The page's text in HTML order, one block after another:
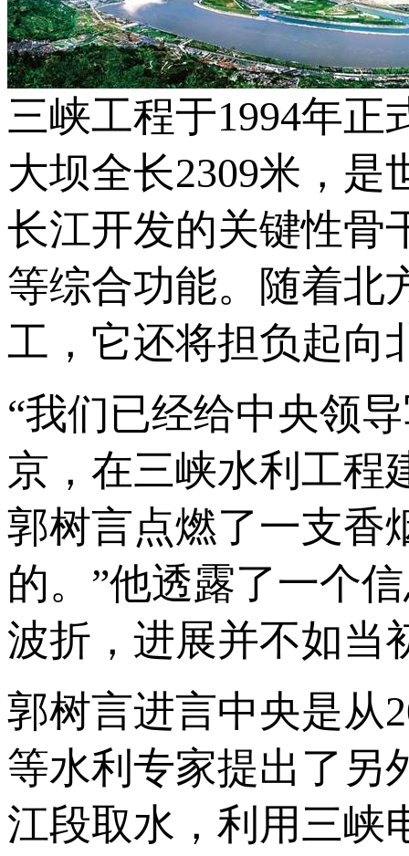
三峡工程于1994年正
大坝全长2309米，
长江开发的关键性骨
等综合功能。随着北
工，它还将担负起向
“我们已经给中央领
京，在三峡水利工程
郭树言点燃了一支香
的。”他透露了一个
波折，进展并不如当
郭树言进言中央是从
等水利专家提出了另
江段取水，利用三峡